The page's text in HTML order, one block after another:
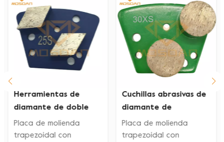
Cuchillas abrasivas de
diamante de
hormigón con
botones redondos
Placa de molienda
trapezoidal con
Discos de pulido de
diamante trapezoidal
diamático con flechas
dobles para piso de
Placa de molienda
trapezoidal con